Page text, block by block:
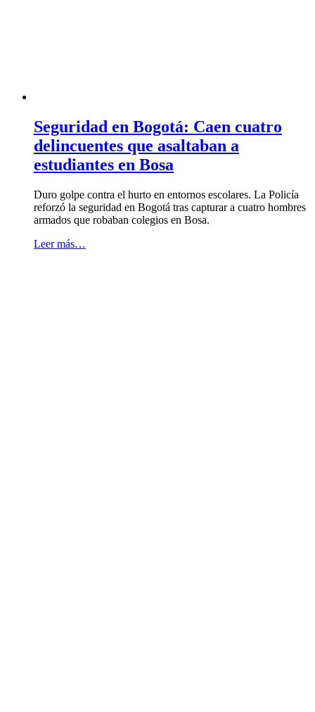
Seguridad en Bogotá: Caen cuatro
delincuentes que asaltaban a
estudiantes en Bosa
Duro golpe contra el hurto en entornos escolares. La Policía
reforzó la seguridad en Bogotá tras capturar a cuatro hombres
armados que robaban colegios en Bosa.
Leer más…